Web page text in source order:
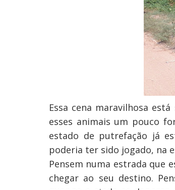
Essa cena maravilhosa
esses animais um pouco
estado de putrefação já
poderia ter sido jogado, na
Pensem numa estrada que
chegar ao seu destino.